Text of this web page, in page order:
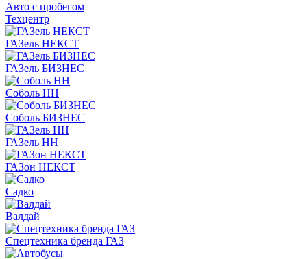
Авто с пробегом
Техцентр
ГАЗель НЕКСТ
ГАЗель БИЗНЕС
Соболь НН
Соболь БИЗНЕС
ГАЗель НН
ГАЗон НЕКСТ
Садко
Валдай
Спецтехника бренда ГАЗ